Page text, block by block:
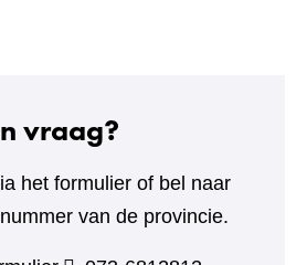
vraag?
het formulier of bel naar
van de provincie.